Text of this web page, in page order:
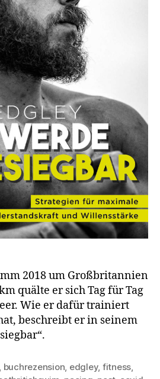
2018 um Großbritannien
quälte er sich Tag für Tag
Wie er dafür trainiert
beschreibt er in seinem
, buchrezension, edgley, fitness,